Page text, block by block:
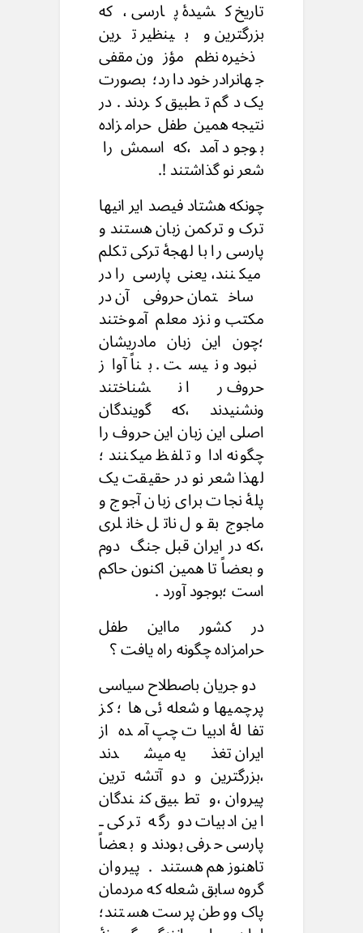
تاریخ کشیدهٔ پارسی ،که
بزرگترین و بینظیر ترین
ذخیره نظم مؤزون مقفی
جهانرادر خود دارد؛ بصورت
یک دگم تطبیق کردند .در
نتیجه همین طفل حرامزاده
بوجود آمد ،که اسمش را
شعر نو گذاشتند !.
چونکه هشتاد فیصد ایر انیها
ترک و ترکمن زبان هستند و
پارسی را با لهجهٔ ترکی تکلم
میکنند، یعنی پارسی را در
ساختمان حروفی آن در
مکتب و نزد معلم آموختند
؛چون این زبان مادریشان
نبود و نیست . بناً آواز
حروف را نشناختند
ونشنیدند ،که گویندگان
اصلی این زبان این حروف را
چگونه ادا و تلفظ میکنند ؛
لهذا شعر نو در حقیقت یک
پلهٔ نجات برای زبان آجوج و
ماجوج بقول ناتل خانلری
،که در ایران قبل جنگ دوم
و بعضاً تا همین اکنون حاکم
است ؛بوجود آورد .
در کشور مااین طفل
حرامزاده چگونه راه یافت ؟
دو جریان باصطلاح سیاسی
پرچمیها و شعله ئی ها ؛ کز
تفالهٔ ادبیات چپ آمده از
ایران تغذیه میشدند
،بزرگترین و دو آتشه ترین
پیروان ،و تطبیق کنندگان
این ادبیات دو رگه ترکی ـ
پارسی حرفی بودند و بعضاً
تاهنوز هم هستند . پیروان
گروه سابق شعله که مردمان
پاک ووطن پرست هستند؛